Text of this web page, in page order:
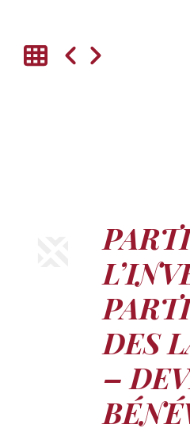
DES
–